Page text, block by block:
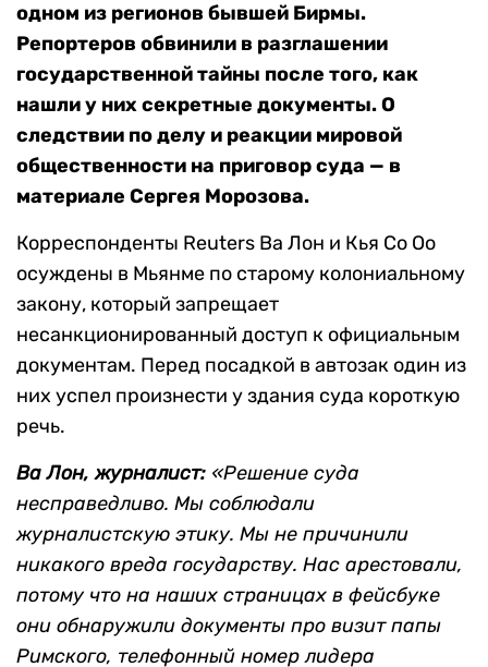
одном из регионов бывшей Бирмы.
Репортеров обвинили в разглашении
государственной тайны после того, как
нашли у них секретные документы. О
следствии по делу и реакции мировой
общественности на приговор суда — в
материале Сергея Морозова.
Корреспонденты Reuters Ва Лон и Кья Со Оо
осуждены в Мьянме по старому колониальному
закону, который запрещает
несанкционированный доступ к официальным
документам. Перед посадкой в автозак один из
них успел произнести у здания суда короткую
речь.
Ва Лон, журналист: «Решение суда
несправедливо. Мы соблюдали
журналистскую этику. Мы не причинили
никакого вреда государству. Нас арестовали,
потому что на наших страницах в фейсбуке
они обнаружили документы про визит папы
Римского, телефонный номер лидера